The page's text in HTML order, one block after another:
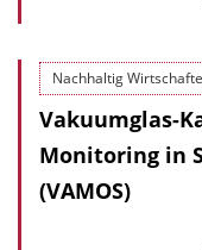
Nachhaltig
Vakuumglas-
Monitoring in
(VAMOS)